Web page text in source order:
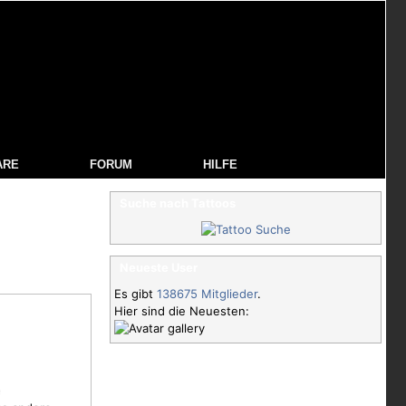
FORUM HILFE
Es gibt 138675 Mitglieder.
Hier sind die Neuesten: